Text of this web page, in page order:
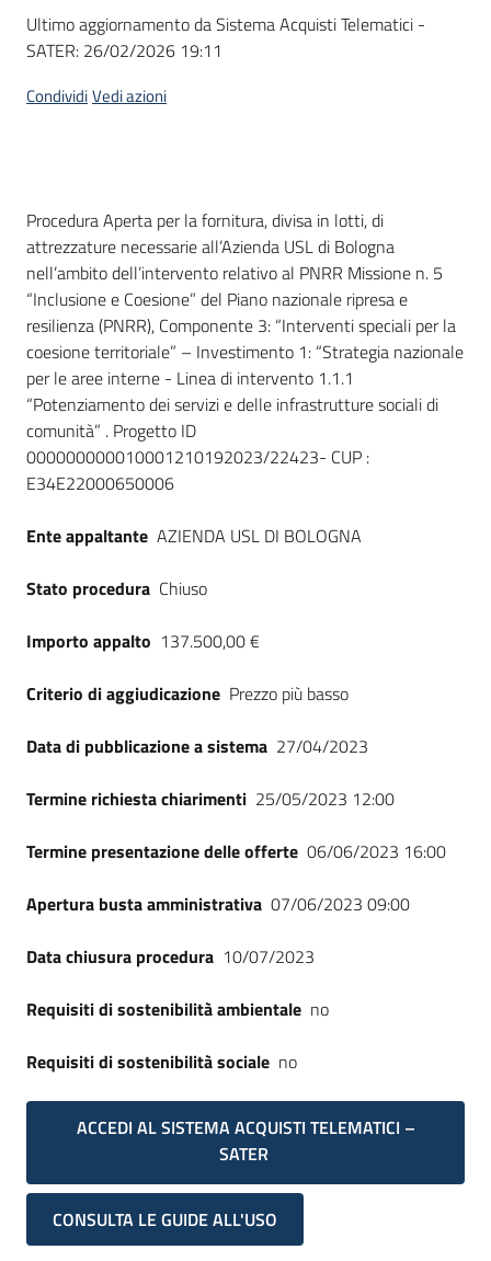
Ultimo aggiornamento da Sistema Acquisti Telematici -
SATER: 26/02/2026 19:11
CondividiVedi azioni
Dati del bando
Procedura Aperta per la fornitura, divisa in lotti, di
attrezzature necessarie all’Azienda USL di Bologna
nell’ambito dell’intervento relativo al PNRR Missione n. 5
“Inclusione e Coesione” del Piano nazionale ripresa e
resilienza (PNRR), Componente 3: “Interventi speciali per la
coesione territoriale” – Investimento 1: “Strategia nazionale
per le aree interne - Linea di intervento 1.1.1
“Potenziamento dei servizi e delle infrastrutture sociali di
comunità” . Progetto ID
000000000010001210192023/22423- CUP :
E34E22000650006
Ente appaltante AZIENDA USL DI BOLOGNA
Stato procedura Chiuso
Importo appalto 137.500,00 €
Criterio di aggiudicazione Prezzo più basso
Data di pubblicazione a sistema 27/04/2023
Termine richiesta chiarimenti 25/05/2023 12:00
Termine presentazione delle offerte 06/06/2023 16:00
Apertura busta amministrativa 07/06/2023 09:00
Data chiusura procedura 10/07/2023
Requisiti di sostenibilità ambientale no
Requisiti di sostenibilità sociale no
ACCEDI AL SISTEMA ACQUISTI TELEMATICI –
SATER
CONSULTA LE GUIDE ALL'USO